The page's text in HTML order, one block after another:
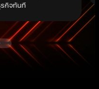
รกิจทันที